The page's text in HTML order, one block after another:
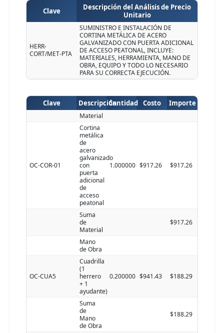
Clave
Descripción del Análisis de Precio
Unitario
HERR-
CORT/MET-PTA
SUMINISTRO E INSTALACIÓN DE
CORTINA METÁLICA DE ACERO
GALVANIZADO CON PUERTA ADICIONAL
DE ACCESO PEATONAL, INCLUYE:
MATERIALES, HERRAMIENTA, MANO DE
OBRA, EQUIPO Y TODO LO NECESARIO
PARA SU CORRECTA EJECUCIÓN.
Clave DescripciónCantidad Costo Importe
Material
OC-COR-01
Cortina
metálica
de
acero
galvanizado
con
puerta
adicional
de
acceso
peatonal
1.000000 $917.26 $917.26
Suma
de
Material
$917.26
Mano
de Obra
OC-CUA5
Cuadrilla
(1
herrero
+ 1
ayudante)
0.200000 $941.43 $188.29
Suma
de
Mano
de Obra
$188.29